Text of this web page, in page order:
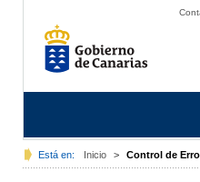
Está en: Inicio > Control de